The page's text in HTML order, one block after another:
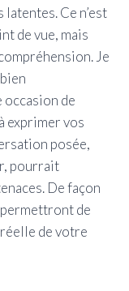
Ce n’est
de vue, mais
Je
occasion de
exprimer vos
posée,
pourrait
De façon
de
de votre